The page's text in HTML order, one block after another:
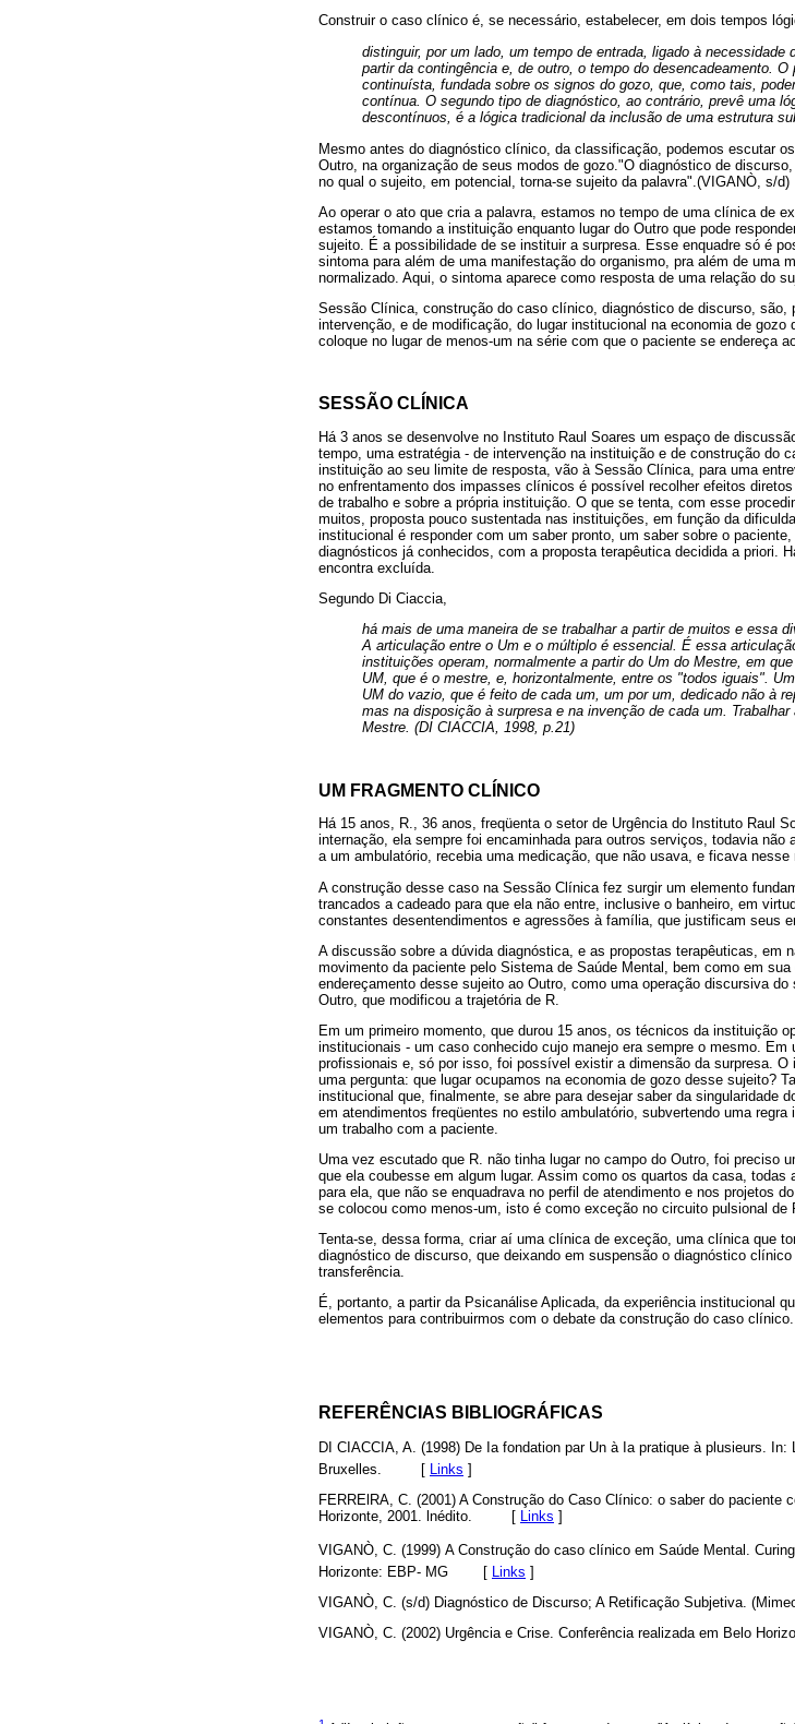
Construir o caso clínico é, se necessário, estabelecer, em dois tempos
distinguir, por um lado, um tempo de entrada, ligado à
partir da contingência e, de outro, o tempo do desencadeamento.
continuísta, fundada sobre os signos do gozo, que, como tais,
contínua. O segundo tipo de diagnóstico, ao contrário, prevê uma
descontínuos, é a lógica tradicional da inclusão de uma estrutura
Mesmo antes do diagnóstico clínico, da classificação, podemos escutar
Outro, na organização de seus modos de gozo."O diagnóstico de
no qual o sujeito, em potencial, torna-se sujeito da palavra".(VIGANÒ, s/d)
Ao operar o ato que cria a palavra, estamos no tempo de uma clínica de
estamos tomando a instituição enquanto lugar do Outro que pode
sujeito. É a possibilidade de se instituir a surpresa. Esse enquadre só é
sintoma para além de uma manifestação do organismo, pra além de uma
normalizado. Aqui, o sintoma aparece como resposta de uma relação do
Sessão Clínica, construção do caso clínico, diagnóstico de discurso, são,
intervenção, e de modificação, do lugar institucional na economia de
coloque no lugar de menos-um na série com que o paciente se endereça
SESSÃO CLÍNICA
Há 3 anos se desenvolve no Instituto Raul Soares um espaço de
tempo, uma estratégia - de intervenção na instituição e de construção
instituição ao seu limite de resposta, vão à Sessão Clínica, para uma
no enfrentamento dos impasses clínicos é possível recolher efeitos
de trabalho e sobre a própria instituição. O que se tenta, com esse
muitos, proposta pouco sustentada nas instituições, em função da
institucional é responder com um saber pronto, um saber sobre o
diagnósticos já conhecidos, com a proposta terapêutica decidida a priori.
encontra excluída.
Segundo Di Ciaccia,
há mais de uma maneira de se trabalhar a partir de muitos e essa
A articulação entre o Um e o múltiplo é essencial. É essa
instituições operam, normalmente a partir do Um do Mestre, em
UM, que é o mestre, e, horizontalmente, entre os "todos iguais".
UM do vazio, que é feito de cada um, um por um, dedicado não à
mas na disposição à surpresa e na invenção de cada um.
Mestre. (DI CIACCIA, 1998, p.21)
UM FRAGMENTO CLÍNICO
Há 15 anos, R., 36 anos, freqüenta o setor de Urgência do Instituto Raul
internação, ela sempre foi encaminhada para outros serviços, todavia
a um ambulatório, recebia uma medicação, que não usava, e ficava nesse
A construção desse caso na Sessão Clínica fez surgir um elemento
trancados a cadeado para que ela não entre, inclusive o banheiro, em
constantes desentendimentos e agressões à família, que justificam seus
A discussão sobre a dúvida diagnóstica, e as propostas terapêuticas, em
movimento da paciente pelo Sistema de Saúde Mental, bem como em
endereçamento desse sujeito ao Outro, como uma operação discursiva
Outro, que modificou a trajetória de R.
Em um primeiro momento, que durou 15 anos, os técnicos da instituição
institucionais - um caso conhecido cujo manejo era sempre o mesmo.
profissionais e, só por isso, foi possível existir a dimensão da surpresa.
uma pergunta: que lugar ocupamos na economia de gozo desse sujeito?
institucional que, finalmente, se abre para desejar saber da singularidade
em atendimentos freqüentes no estilo ambulatório, subvertendo uma
um trabalho com a paciente.
Uma vez escutado que R. não tinha lugar no campo do Outro, foi preciso
que ela coubesse em algum lugar. Assim como os quartos da casa,
para ela, que não se enquadrava no perfil de atendimento e nos projetos
se colocou como menos-um, isto é como exceção no circuito pulsional de
Tenta-se, dessa forma, criar aí uma clínica de exceção, uma clínica que
diagnóstico de discurso, que deixando em suspensão o diagnóstico
transferência.
É, portanto, a partir da Psicanálise Aplicada, da experiência institucional
elementos para contribuirmos com o debate da construção do caso clínico.
REFERÊNCIAS BIBLIOGRÁFICAS
DI CIACCIA, A. (1998) De Ia fondation par Un à Ia pratique à plusieurs.
Bruxelles.
[ Links ]
FERRElRA, C. (2001) A Construção do Caso Clínico: o saber do
Horizonte, 2001. lnédito.
[ Links ]
VIGANÒ, C. (1999) A Construção do caso clínico em Saúde Mental.
Horizonte: EBP- MG [ Links ]
VIGANÒ, C. (s/d) Diagnóstico de Discurso; A Retificação Subjetiva.
VIGANÒ, C. (2002) Urgência e Crise. Conferência realizada em Belo